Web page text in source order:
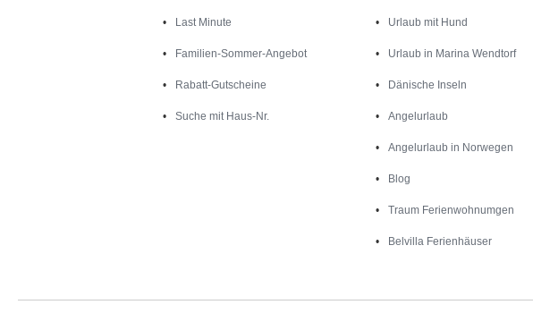
Last Minute
Familien-Sommer-Angebot
Rabatt-Gutscheine
Suche mit Haus-Nr.
Urlaub mit Hund
Urlaub in Marina Wendtorf
Dänische Inseln
Angelurlaub
Angelurlaub in Norwegen
Blog
Traum Ferienwohnumgen
Belvilla Ferienhäuser